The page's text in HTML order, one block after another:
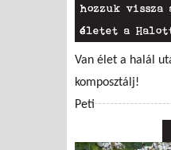
hozzuk vissza
életet a
Van élet a halál
komposztálj!
Peti